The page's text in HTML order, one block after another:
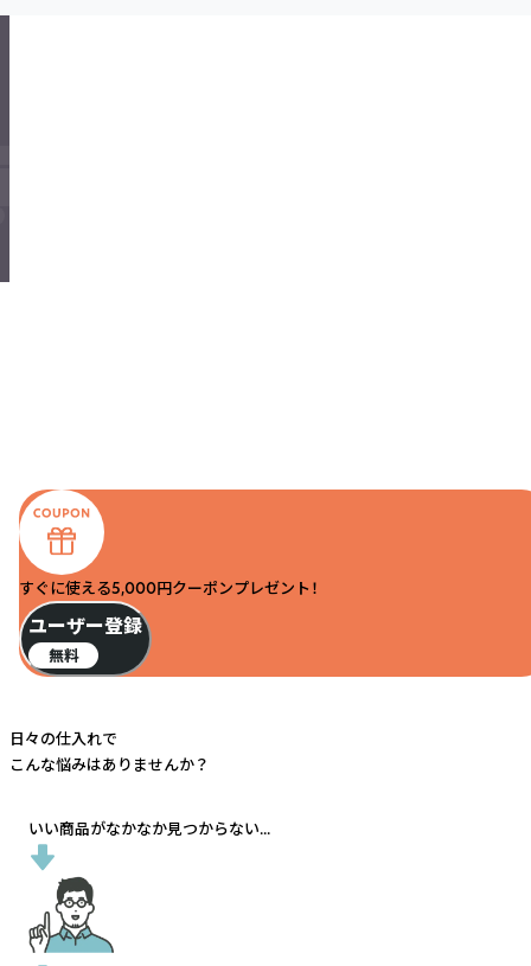
すぐに使える5,000円クーポンプレゼント！
ユーザー登録
無料
日々の仕入れで
こんな悩みはありませんか？
いい商品がなかなか見つからない...